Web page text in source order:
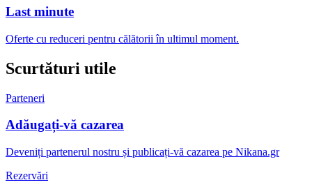
Last minute
Oferte cu reduceri pentru călătorii în ultimul moment.
Scurtături utile
Parteneri
Adăugați-vă cazarea
Deveniți partenerul nostru și publicați-vă cazarea pe Nikana.gr
Rezervări